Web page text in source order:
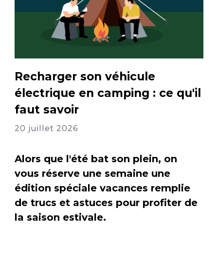
Recharger son véhicule
électrique en camping : ce qu'il
faut savoir
20 juillet 2026
Alors que l'été bat son plein, on
vous réserve une semaine une
édition spéciale vacances remplie
de trucs et astuces pour profiter de
la saison estivale.